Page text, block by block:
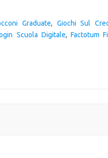
Graduate, Giochi Sul
Scuola Digitale, Factotum